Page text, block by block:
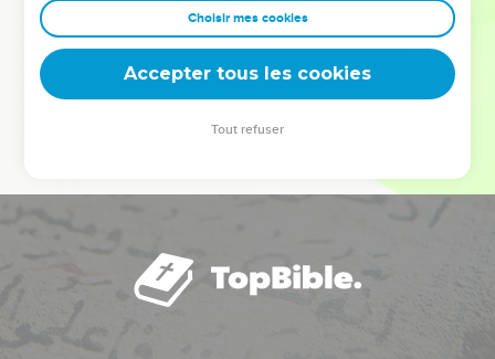
clés pour avancer avec plus de sagesse afin que leurs erreurs
deviennent vos tremplins. Que vous guidiez un ministère, une
équipe, un groupe ou une famille, leur expérience est faite
Choisir mes cookies
Accepter tous les cookies
Tout refuser